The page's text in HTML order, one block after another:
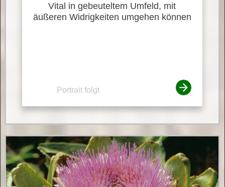
Vital in gebeuteltem Umfeld, mit
äußeren Widrigkeiten umgehen können
Portrait folgt